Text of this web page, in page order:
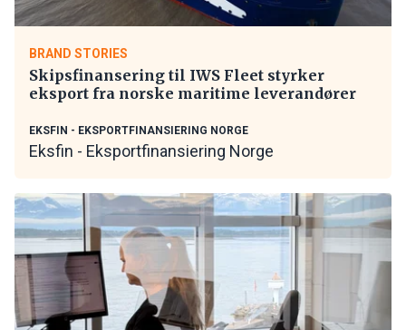
BRAND STORIES
Skipsfinansering til IWS Fleet styrker
eksport fra norske maritime leverandører
EKSFIN - EKSPORTFINANSIERING NORGE
Eksfin - Eksportfinansiering Norge